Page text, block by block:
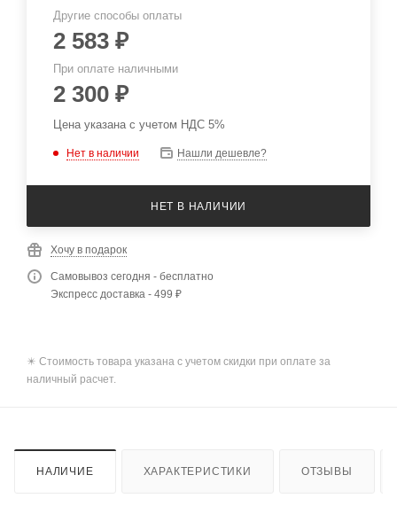
Другие способы оплаты
2 583 ₽
При оплате наличными
2 300 ₽
Цена указана с учетом НДС 5%
Нет в наличии Нашли дешевле?
НЕТ В НАЛИЧИИ
Хочу в подарок
Самовывоз сегодня - бесплатно
Экспресс доставка - 499 ₽
✴️ Стоимость товара указана с учетом скидки при оплате за
наличный расчет.
НАЛИЧИЕ ХАРАКТЕРИСТИКИ ОТЗЫВЫ